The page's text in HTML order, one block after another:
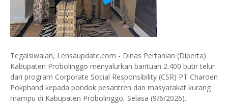
Tegalsiwalan, Lensaupdate.com - Dinas Pertanian (Diperta)
Kabupaten Probolinggo menyalurkan bantuan 2.400 butir telur
dari program Corporate Social Responsibility (CSR) PT Charoen
Pokphand kepada pondok pesantren dan masyarakat kurang
mampu di Kabupaten Probolinggo, Selasa (9/6/2026).